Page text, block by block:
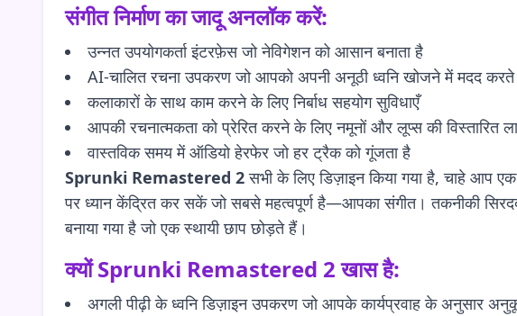
संगीत निर्माण का जादू अनलॉक करें:
उन्नत उपयोगकर्ता इंटरफ़ेस जो नेविगेशन को आसान बनाता है
AI-चालित रचना उपकरण जो आपको अपनी अनूठी ध्वनि खोजने में मदद
कलाकारों के साथ काम करने के लिए निर्बाध सहयोग सुविधाएँ
आपकी रचनात्मकता को प्रेरित करने के लिए नमूनों और लूप्स की विस्तारित
वास्तविक समय में ऑडियो हेरफेर जो हर ट्रैक को गूंजता है
Sprunki Remastered 2सभी के लिए डिज़ाइन किया गया है, चाहे आप
पर ध्यान केंद्रित कर सकें जो सबसे महत्वपूर्ण है—आपका संगीत। तकनीकी
बनाया गया है जो एक स्थायी छाप छोड़ते हैं।
क्योंSprunki Remastered 2खास है:
अगली पीढ़ी के ध्वनि डिज़ाइन उपकरण जो आपके कार्यप्रवाह के अनुसार